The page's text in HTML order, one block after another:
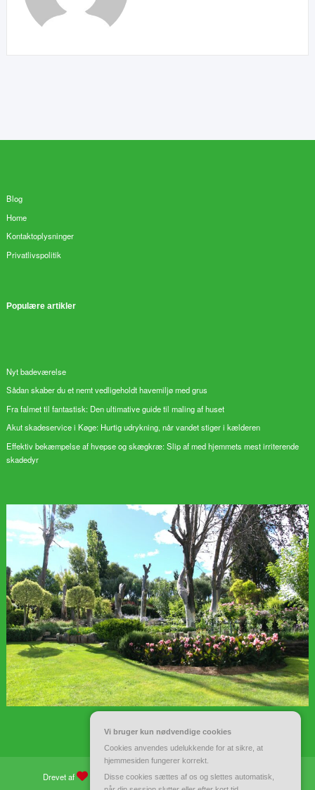
Blog
Home
Kontaktoplysninger
Privatlivspolitik
Populære artikler
Nyt badeværelse
Sådan skaber du et nemt vedligeholdt havemiljø med grus
Fra falmet til fantastisk: Den ultimative guide til maling af huset
Akut skadeservice i Køge: Hurtig udrykning, når vandet stiger i kælderen
Effektiv bekæmpelse af hvepse og skægkræ: Slip af med hjemmets mest irriterende
skadedyr
Drevet af WordPress| Tema: Spiko af Spicethemes
Vi bruger kun nødvendige cookies
Cookies anvendes udelukkende for at sikre, at
hjemmesiden fungerer korrekt.
Disse cookies sættes af os og slettes automatisk,